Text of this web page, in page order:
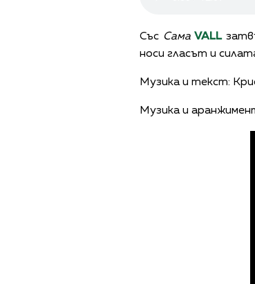
Със Сама VALL
носи гласът и
Музика и текст:
Музика и